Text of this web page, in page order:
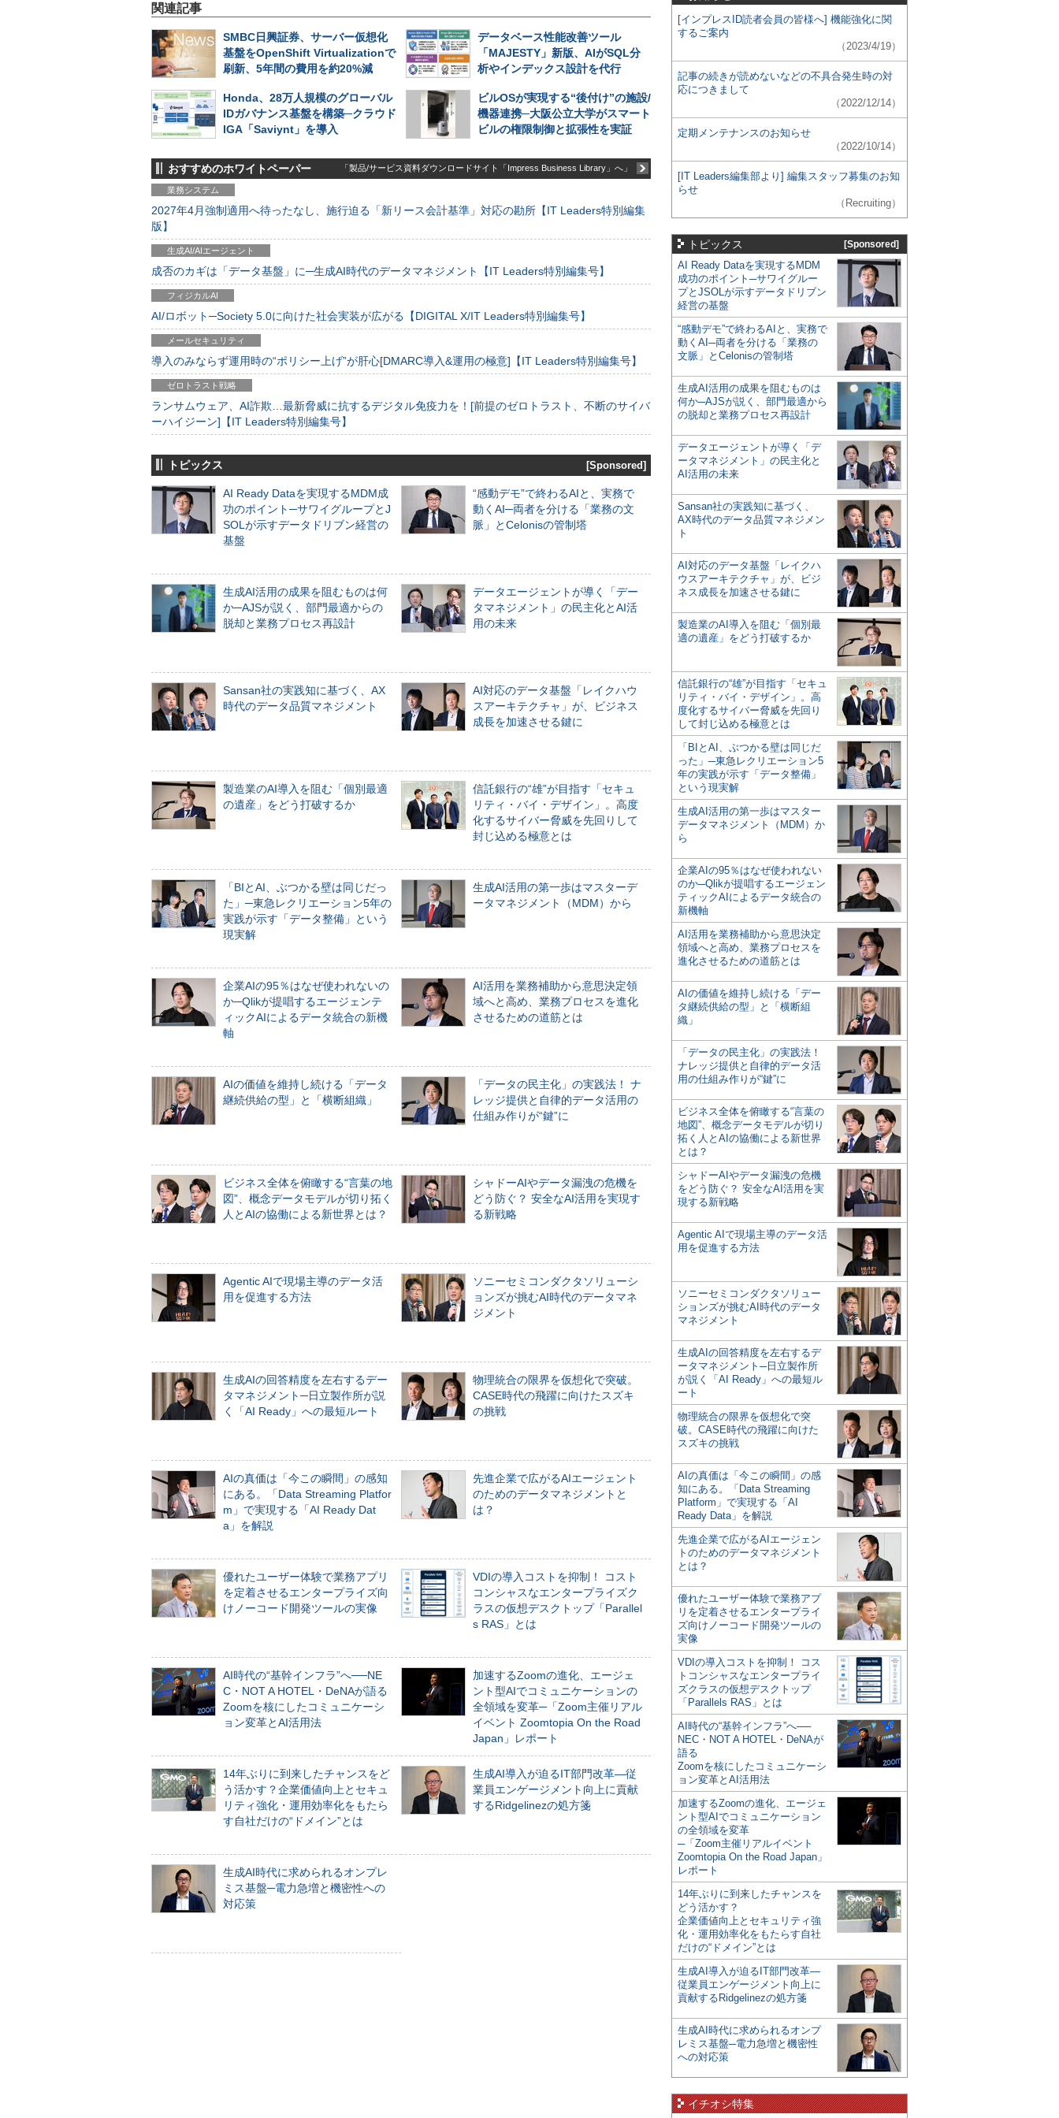
関連記事
SMBC日興証券、サーバー仮想化
基盤をOpenShift Virtualizationで
刷新、5年間の費用を約20%減
データベース性能改善ツール
「MAJESTY」新版、AIがSQL分
析やインデックス設計を代行
Honda、28万人規模のグローバル
IDガバナンス基盤を構築─クラウド
IGA「Saviynt」を導入
ビルOSが実現する“後付け”の施設/
機器連携─大阪公立大学がスマート
ビルの権限制御と拡張性を実証
おすすめのホワイトペーパー 「製品/サービス資料ダウンロードサイト「Impress Business Library」へ」
業務システム
2027年4月強制適用へ待ったなし、施行迫る「新リース会計基準」対応の勘所【IT Leaders特別編集
版】
生成AI/AIエージェント
成否のカギは「データ基盤」に─生成AI時代のデータマネジメント【IT Leaders特別編集号】
フィジカルAI
AI/ロボット─Society 5.0に向けた社会実装が広がる【DIGITAL X/IT Leaders特別編集号】
メールセキュリティ
導入のみならず運用時の“ポリシー上げ”が肝心[DMARC導入&運用の極意]【IT Leaders特別編集号】
ゼロトラスト戦略
ランサムウェア、AI詐欺…最新脅威に抗するデジタル免疫力を！[前提のゼロトラスト、不断のサイバ
ーハイジーン]【IT Leaders特別編集号】
トピックス [Sponsored]
AI Ready Dataを実現するMDM成
功のポイント─サワイグループとJ
SOLが示すデータドリブン経営の
基盤
“感動デモ”で終わるAIと、実務で
動くAI─両者を分ける「業務の文
脈」とCelonisの管制塔
生成AI活用の成果を阻むものは何
か─AJSが説く、部門最適からの
脱却と業務プロセス再設計
データエージェントが導く「デー
タマネジメント」の民主化とAI活
用の未来
Sansan社の実践知に基づく、AX
時代のデータ品質マネジメント
AI対応のデータ基盤「レイクハウ
スアーキテクチャ」が、ビジネス
成長を加速させる鍵に
製造業のAI導入を阻む「個別最適
の遺産」をどう打破するか
信託銀行の“雄”が目指す「セキュ
リティ・バイ・デザイン」。高度
化するサイバー脅威を先回りして
封じ込める極意とは
「BIとAI、ぶつかる壁は同じだっ
た」─東急レクリエーション5年の
実践が示す「データ整備」という
現実解
生成AI活用の第一歩はマスターデ
ータマネジメント（MDM）から
企業AIの95％はなぜ使われないの
か─Qlikが提唱するエージェンテ
ィックAIによるデータ統合の新機
軸
AI活用を業務補助から意思決定領
域へと高め、業務プロセスを進化
させるための道筋とは
AIの価値を維持し続ける「データ
継続供給の型」と「横断組織」
「データの民主化」の実践法！ ナ
レッジ提供と自律的データ活用の
仕組み作りが“鍵”に
ビジネス全体を俯瞰する“言葉の地
図”、概念データモデルが切り拓く
人とAIの協働による新世界とは？
シャドーAIやデータ漏洩の危機を
どう防ぐ？ 安全なAI活用を実現す
る新戦略
Agentic AIで現場主導のデータ活
用を促進する方法
ソニーセミコンダクタソリューシ
ョンズが挑むAI時代のデータマネ
ジメント
生成AIの回答精度を左右するデー
タマネジメント─日立製作所が説
く「AI Ready」への最短ルート
物理統合の限界を仮想化で突破。
CASE時代の飛躍に向けたスズキ
の挑戦
AIの真価は「今この瞬間」の感知
にある。「Data Streaming Platfor
m」で実現する「AI Ready Dat
a」を解説
先進企業で広がるAIエージェント
のためのデータマネジメントと
は？
優れたユーザー体験で業務アプリ
を定着させるエンタープライズ向
けノーコード開発ツールの実像
VDIの導入コストを抑制！ コスト
コンシャスなエンタープライズク
ラスの仮想デスクトップ「Parallel
s RAS」とは
AI時代の“基幹インフラ”へ──NE
C・NOT A HOTEL・DeNAが語る
Zoomを核にしたコミュニケーシ
ョン変革とAI活用法
加速するZoomの進化、エージェ
ント型AIでコミュニケーションの
全領域を変革─「Zoom主催リアル
イベント Zoomtopia On the Road
Japan」レポート
14年ぶりに到来したチャンスをど
う活かす？企業価値向上とセキュ
リティ強化・運用効率化をもたら
す自社だけの“ドメイン”とは
生成AI導入が迫るIT部門改革―従
業員エンゲージメント向上に貢献
するRidgelinezの処方箋
生成AI時代に求められるオンプレ
ミス基盤─電力急増と機密性への
対応策
[インプレスID読者会員の皆様へ] 機能強化に関
するご案内
（2023/4/19）
記事の続きが読めないなどの不具合発生時の対
応につきまして
（2022/12/14）
定期メンテナンスのお知らせ
（2022/10/14）
[IT Leaders編集部より] 編集スタッフ募集のお知
らせ
（Recruiting）
トピックス [Sponsored]
AI Ready Dataを実現するMDM
成功のポイント─サワイグルー
プとJSOLが示すデータドリブン
経営の基盤
“感動デモ”で終わるAIと、実務で
動くAI─両者を分ける「業務の
文脈」とCelonisの管制塔
生成AI活用の成果を阻むものは
何か─AJSが説く、部門最適から
の脱却と業務プロセス再設計
データエージェントが導く「デ
ータマネジメント」の民主化と
AI活用の未来
Sansan社の実践知に基づく、
AX時代のデータ品質マネジメン
ト
AI対応のデータ基盤「レイクハ
ウスアーキテクチャ」が、ビジ
ネス成長を加速させる鍵に
製造業のAI導入を阻む「個別最
適の遺産」をどう打破するか
信託銀行の“雄”が目指す「セキュ
リティ・バイ・デザイン」。高
度化するサイバー脅威を先回り
して封じ込める極意とは
「BIとAI、ぶつかる壁は同じだ
った」─東急レクリエーション5
年の実践が示す「データ整備」
という現実解
生成AI活用の第一歩はマスター
データマネジメント（MDM）か
ら
企業AIの95％はなぜ使われない
のか─Qlikが提唱するエージェン
ティックAIによるデータ統合の
新機軸
AI活用を業務補助から意思決定
領域へと高め、業務プロセスを
進化させるための道筋とは
AIの価値を維持し続ける「デー
タ継続供給の型」と「横断組
織」
「データの民主化」の実践法！
ナレッジ提供と自律的データ活
用の仕組み作りが“鍵”に
ビジネス全体を俯瞰する“言葉の
地図”、概念データモデルが切り
拓く人とAIの協働による新世界
とは？
シャドーAIやデータ漏洩の危機
をどう防ぐ？ 安全なAI活用を実
現する新戦略
Agentic AIで現場主導のデータ活
用を促進する方法
ソニーセミコンダクタソリュー
ションズが挑むAI時代のデータ
マネジメント
生成AIの回答精度を左右するデ
ータマネジメント─日立製作所
が説く「AI Ready」への最短ル
ート
物理統合の限界を仮想化で突
破。CASE時代の飛躍に向けた
スズキの挑戦
AIの真価は「今この瞬間」の感
知にある。「Data Streaming
Platform」で実現する「AI
Ready Data」を解説
先進企業で広がるAIエージェン
トのためのデータマネジメント
とは？
優れたユーザー体験で業務アプ
リを定着させるエンタープライ
ズ向けノーコード開発ツールの
実像
VDIの導入コストを抑制！ コス
トコンシャスなエンタープライ
ズクラスの仮想デスクトップ
「Parallels RAS」とは
AI時代の“基幹インフラ”へ──
NEC・NOT A HOTEL・DeNAが
語る
Zoomを核にしたコミュニケーシ
ョン変革とAI活用法
加速するZoomの進化、エージェ
ント型AIでコミュニケーション
の全領域を変革
─「Zoom主催リアルイベント
Zoomtopia On the Road Japan」
レポート
14年ぶりに到来したチャンスを
どう活かす？
企業価値向上とセキュリティ強
化・運用効率化をもたらす自社
だけの“ドメイン”とは
生成AI導入が迫るIT部門改革―
従業員エンゲージメント向上に
貢献するRidgelinezの処方箋
生成AI時代に求められるオンプ
レミス基盤─電力急増と機密性
への対応策
イチオシ特集